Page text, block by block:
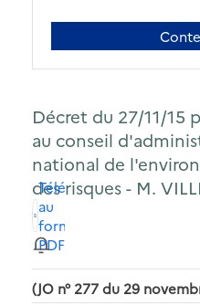
Décret du 27/11/
au conseil
national de
des risques - M.
Télécharger
au
format
PDF
(JO n° 277 du 29